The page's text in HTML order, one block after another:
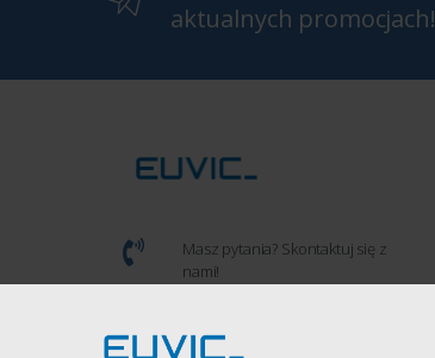
aktualnych promocjach!
Masz pytania? Skontaktuj się z
nami!